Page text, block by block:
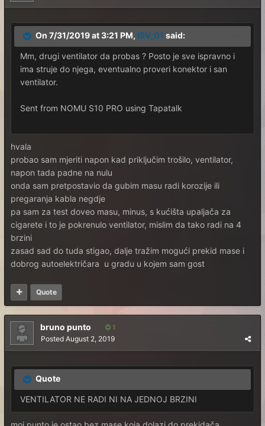
On 7/31/2019 at 3:21 PM, ISV_01 said:
Mm, drugi ventilator da probas ? Posto je sve ispravno i
ima struje do njega, eventualno proveri konektor i san
ventilator.
Sent from NOMU S10 PRO using Tapatalk
hvala
probao sam mjeriti napon kad priključim trošilo, ventilator,
napon tada padne na nulu
onda sam pretpostavio da gubim masu radi korozije ili
pregaranja kabla negdje
pa sam za test doveo masu, minus, s kućišta upaljača za
cigarete i to je pokrenulo ventilator, mislim da tako radi na 4
brzini
zasad sad do tuda stigao, dalje tražim mogući prekid mase i
dobrog autoelektričara u gradu u kojem sam gost
Quote
bruno punto 1
Posted August 2, 2019
Quote
VENTILATOR NE RADI NI NA JEDNOJ BRZINI